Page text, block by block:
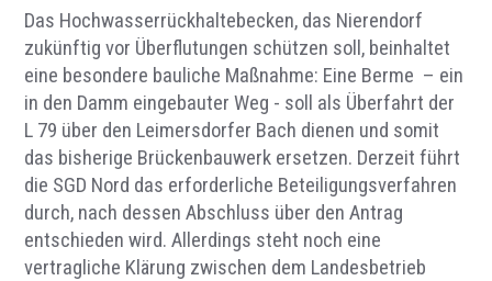
Das Hochwasserrückhaltebecken, das Nierendorf
zukünftig vor Überflutungen schützen soll, beinhaltet
eine besondere bauliche Maßnahme: Eine Berme – ein
in den Damm eingebauter Weg - soll als Überfahrt der
L 79 über den Leimersdorfer Bach dienen und somit
das bisherige Brückenbauwerk ersetzen. Derzeit führt
die SGD Nord das erforderliche Beteiligungsverfahren
durch, nach dessen Abschluss über den Antrag
entschieden wird. Allerdings steht noch eine
vertragliche Klärung zwischen dem Landesbetrieb